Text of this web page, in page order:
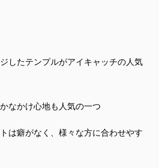
したテンプルがアイキャッチの人気
なかけ心地も人気の一つ
は癖がなく、様々な方に合わせやす